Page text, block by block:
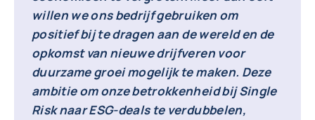
willen we ons bedrijf gebruiken om
positief bij te dragen aan de wereld en de
opkomst van nieuwe drijfveren voor
duurzame groei mogelijk te maken. Deze
ambitie om onze betrokkenheid bij Single
Risk naar ESG-deals te verdubbelen,